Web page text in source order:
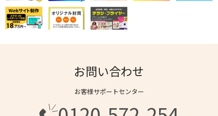
お問い合わせ
お客様サポートセンター